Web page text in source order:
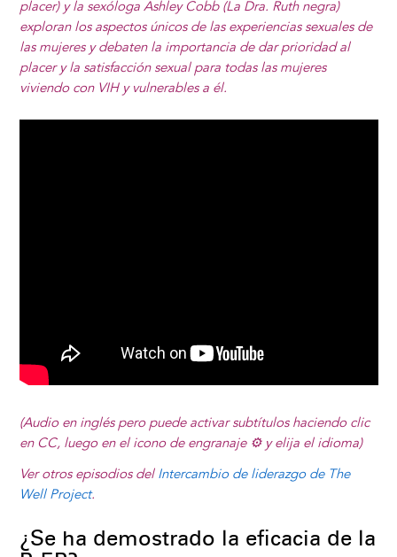
placer) y la sexóloga Ashley Cobb (La Dra. Ruth negra)
exploran los aspectos únicos de las experiencias sexuales de
las mujeres y debaten la importancia de dar prioridad al
placer y la satisfacción sexual para todas las mujeres
viviendo con VIH y vulnerables a él.
(Audio en inglés pero puede activar subtítulos haciendo clic
en CC, luego en el icono de engranaje ⚙️ y elija el idioma)
Ver otros episodios del Intercambio de liderazgo de The
Well Project.
¿Se ha demostrado la eficacia de la